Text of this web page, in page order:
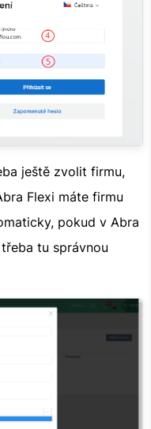
ještě zvolit firmu,
Flexi máte firmu
pokud v Abra
tu správnou